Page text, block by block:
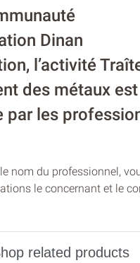
Dinan
l’activité
des métaux est
par les
nom du professionnel,
le concernant et le